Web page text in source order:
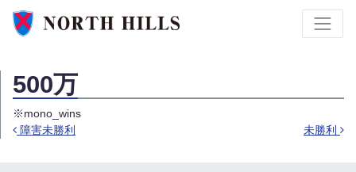
500万
※mono_wins
障害未勝利 未勝利